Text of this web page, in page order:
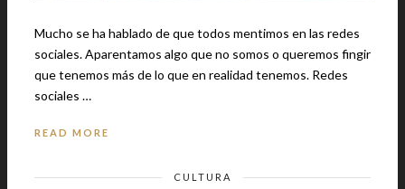
Mucho se ha hablado de que todos mentimos en las redes
sociales. Aparentamos algo que no somos o queremos fingir
que tenemos más de lo que en realidad tenemos. Redes
sociales …
READ MORE
CULTURA